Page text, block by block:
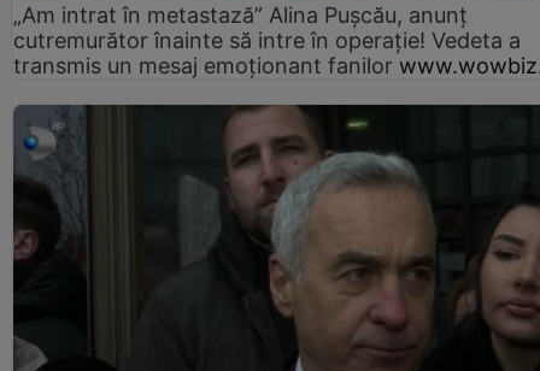
„Am intrat în metastază” Alina Pușcău, anunț
cutremurător înainte să intre în operație! Vedeta a
transmis un mesaj emoționant fanilor